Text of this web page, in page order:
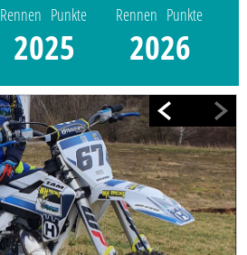
Rennen Punkte
2025
Rennen Punkte
2026